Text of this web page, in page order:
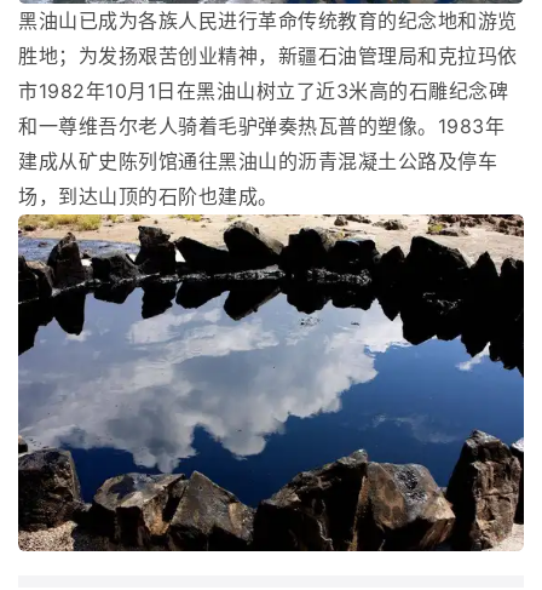
黑油山已成为各族人民进行革命传统教育的纪念地和游览
胜地；为发扬艰苦创业精神，新疆石油管理局和克拉玛依
市1982年10月1日在黑油山树立了近3米高的石雕纪念碑
和一尊维吾尔老人骑着毛驴弹奏热瓦普的塑像。1983年
建成从矿史陈列馆通往黑油山的沥青混凝土公路及停车
场，到达山顶的石阶也建成。